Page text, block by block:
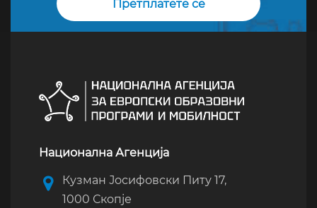
Национална Агенција
Кузман Јосифовски Питу 17,
1000 Скопје